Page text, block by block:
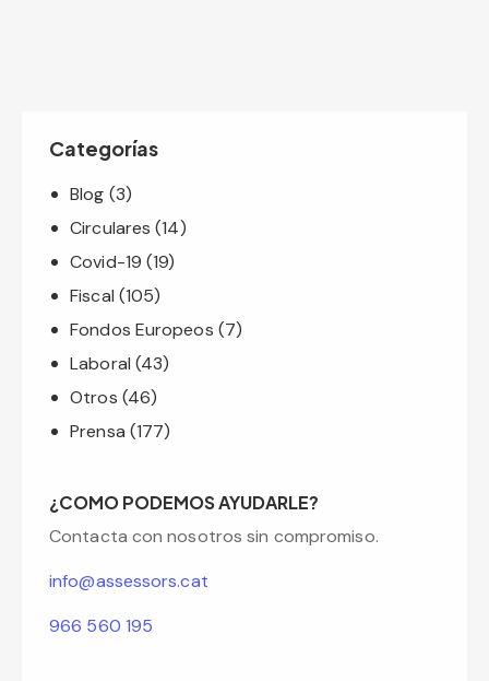
Categorías
Blog (3)
Circulares (14)
Covid-19 (19)
Fiscal (105)
Fondos Europeos (7)
Laboral (43)
Otros (46)
Prensa (177)
¿COMO PODEMOS AYUDARLE?
Contacta con nosotros sin compromiso.
info@assessors.cat
966 560 195